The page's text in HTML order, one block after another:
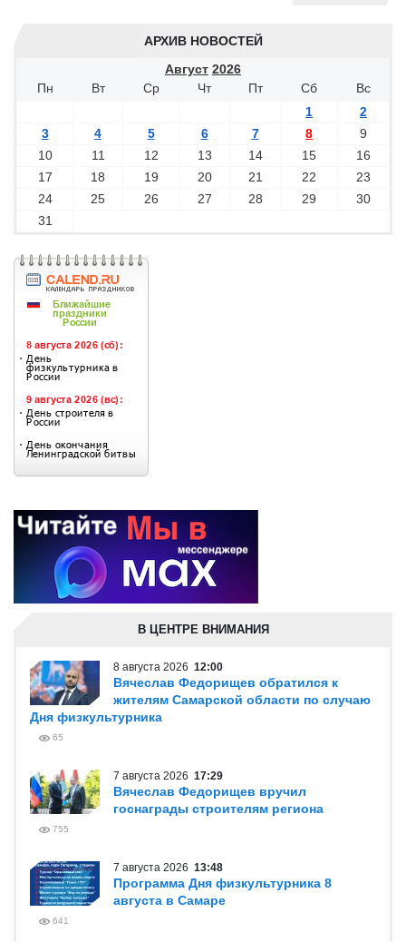
АРХИВ НОВОСТЕЙ
Август 2026
Пн
Вт Ср Чт Пт Сб
Вс
1
2
3
4 5 6 7 8
9
10
11 12 13 14 15
16
17
18 19 20 21 22
23
24
25 26 27 28 29
30
31
В ЦЕНТРЕ ВНИМАНИЯ
8 августа 2026 12:00
Вячеслав Федорищев обратился к
жителям Самарской области по случаю
Дня физкультурника
65
7 августа 2026 17:29
Вячеслав Федорищев вручил
госнаграды строителям региона
755
7 августа 2026 13:48
Программа Дня физкультурника 8
августа в Самаре
641